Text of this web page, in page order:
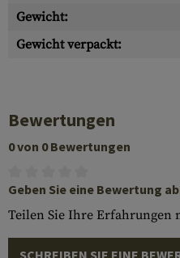
Gewicht:
Gewicht verpackt:
Bewertungen
0 von 0 Bewertungen
Geben Sie eine Bewertung
Teilen Sie Ihre Erfahrungen
SCHREIBEN SIE EINE